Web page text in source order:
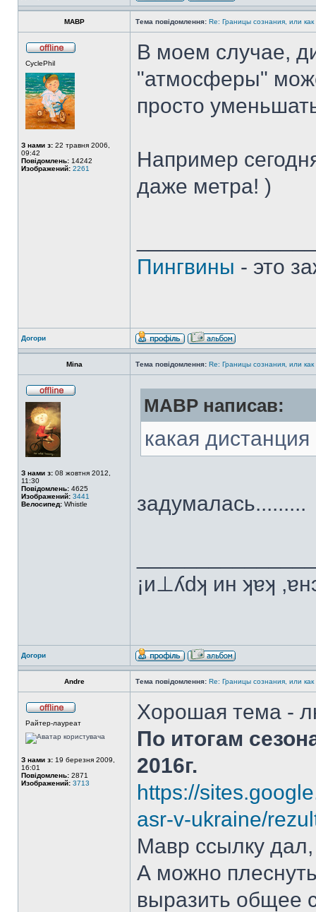
MABP Тема повідомлення: Re: Границы сознания, или как
CyclePhil
З нами з: 22 травня 2006,
09:42
Повідомлень: 14242
Изображений: 2261
В моем случае,
"атмосферы"
просто
Например
даже метра! )
Пингвины - это
Догори
Mina Тема повідомлення: Re: Границы сознания, или как
З нами з: 08 жовтня 2012,
11:30
Повідомлень: 4625
Изображений: 3441
Велосипед: Whistle
MABP написав:
какая
задумалась.........
¡и⊥ʎdʞ ин ʞɐʞ
Догори
Andre Тема повідомлення: Re: Границы сознания, или как
Райтер-лауреат
З нами з: 19 березня 2009,
16:01
Повідомлень: 2871
Изображений: 3713
Хорошая тема -
По итогам
2016г.
https://
asr-v-ukraine/
Мавр ссылку
А можно
выразить общее